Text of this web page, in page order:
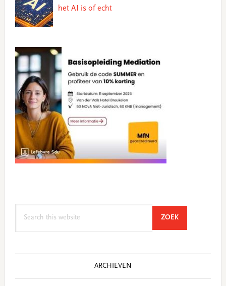
het AI is of echt
ZOEKSEARCH
ARCHIEVEN